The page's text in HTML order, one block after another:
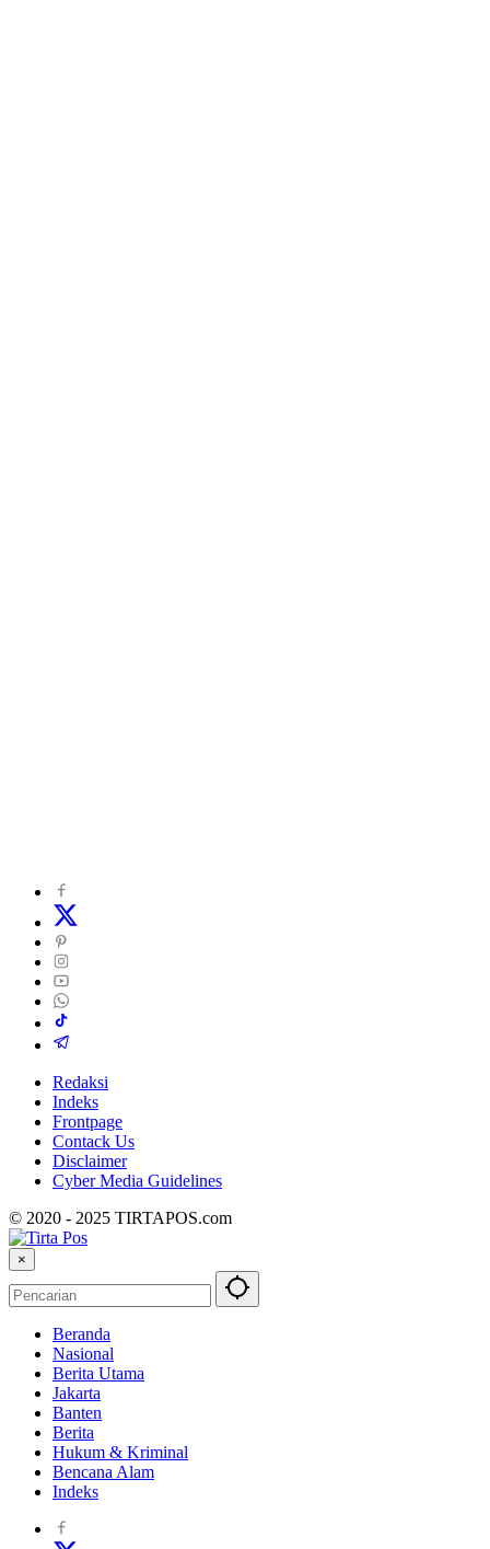
Redaksi
Indeks
Frontpage
Contack Us
Disclaimer
Cyber ​​Media Guidelines
© 2020 - 2025 TIRTAPOS.com
×
Beranda
Nasional
Berita Utama
Jakarta
Banten
Berita
Hukum & Kriminal
Bencana Alam
Indeks